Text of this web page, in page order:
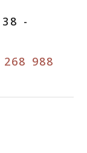
-
268 988